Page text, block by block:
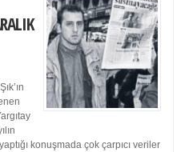
konuşmada çok çarpıcı veriler